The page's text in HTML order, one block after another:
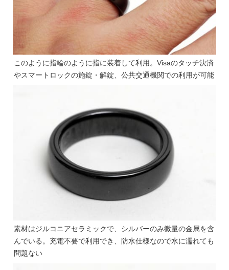
このように指輪のように指に装着して利用。Visaのタッチ決済
やスマートロックの施錠・解錠、公共交通機関での利用が可能
素材はジルコニアセラミックで、シルバーのみ微量の金属を含
んでいる。充電不要で利用でき、防水仕様なので水に濡れても
問題ない